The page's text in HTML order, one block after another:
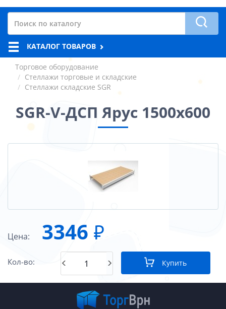
КАТАЛОГ ТОВАРОВ
Торговое оборудование
Стеллажи торговые и складские
Стеллажи складские SGR
SGR-V-ДСП Ярус 1500х600
Цена: 3346 ₽
Кол-во: Купить